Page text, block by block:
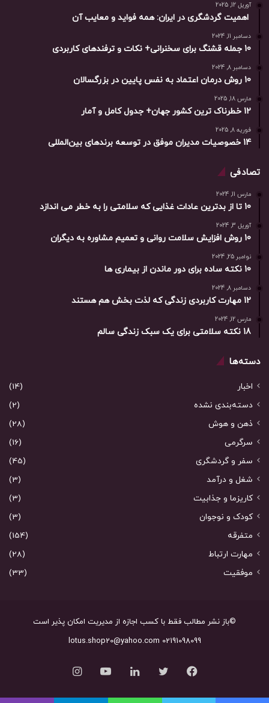
آوریل 12, 2025
اهمیت گردشگری در ایران: همه فواید و معایب آن
دسامبر 11, 2024
10 جمله قشنگ برای سخنرانی+ نکات و ترفندهای کاربردی
دسامبر 8, 2024
10 روش درمان اعتماد به نفس پایین در بزرگسالان
مارس 18, 2025
12 خطرناک ترین کشور جهان+ جدول کامل و آمار
فوریه 8, 2025
14 خصوصیات مدیران موفق در توسعه برندهای بین‌المللی
تصادفی
مارس 11, 2024
10 تا از بدترین عادات غذایی که سلامتی را به خطر می اندازد
آوریل 3, 2024
10 روش افزایش سلامت روانی و تعمیم مشاوره به دیگران
نوامبر 25, 2024
10 نکته ساده برای دور ماندن از بیماری ها
دسامبر 8, 2024
12 مهارت کاربردی زندگی که لذت بخش هم هستند
مارس 12, 2024
18 نکته سلامتی برای یک سبک زندگی سالم
دسته‌ها
اخبار
(14)
دسته‌بندی نشده
(2)
ذهن و هوش
(28)
سرگرمی
(16)
سفر و گردشگری
(45)
شغل و درآمد
(3)
کاریزما و جذابیت
(3)
کودک و نوجوان
(3)
متفرقه
(154)
مهارت ارتباط
(28)
موفقیت
(33)
©باز نشر مطالب فقط با کسب اجازه از مدیریت امکان پذیر است
02191098099 lotus.shop20@yahoo.com
فیس
بوک
توییترلینکدینیوتیوباینستاگرام